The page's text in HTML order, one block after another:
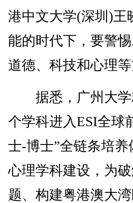
港中文大学(深圳)
能的时代下，要警
道德、科技和心理等
据悉，广州大学
个学科进入ESI全球
士-博士”全链条培
心理学科建设，为
题、构建粤港澳大